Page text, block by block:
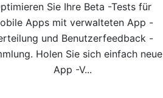
Sie Ihre Beta -Tests für
Apps mit verwalteten App -
und Benutzerfeedback -
Holen Sie sich einfach neue
App -V...